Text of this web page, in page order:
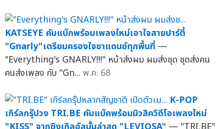
KATSEYE คัมแบ็กพร้อมเพลงใหม่เอาใจสายปาร์ตี้
"Gnarly"เตรียมครองใจขาแดนซ์ทุกพื้นที่ —
"Everything's GNARLY!!!" หน้าส่งผม ผมส่งชุด ชุดส่งคน
คนส่งเพลง กับ "Gn... พ.ค. 68
K-POP
เกิร์ลกรุ๊ปวง TRI.BE คัมแบ็คพร้อมมิวสิควิดีโอเพลงใหม่